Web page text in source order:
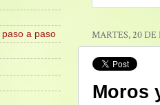
MARTES, 20 DE
Moros
a paso